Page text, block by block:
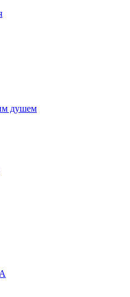
душем